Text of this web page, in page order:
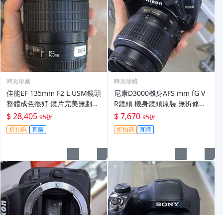
時光珍藏
佳能EF 135mm F2 L USM鏡頭
整體成色很好 鏡片完美無劃痕
功能一切正常 無拆修無-3430
$ 28,405 95折
折扣碼 直購
時光珍藏
尼康D3000機身AFS mm fG V
R鏡頭 機身鏡頭原裝 無拆修無
翻新 有輕微使用痕跡 鏡頭-34
30
$ 7,670 95折
折扣碼 直購